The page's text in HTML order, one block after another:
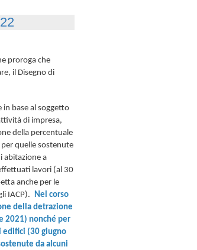
proroga che
il Disegno di
in base al soggetto
di impresa,
della percentuale
quelle sostenute
abitazione a
lavori (al 30
anche per le
IACP). Nel corso
della detrazione
2021) nonché per
(30 giugno
da alcuni